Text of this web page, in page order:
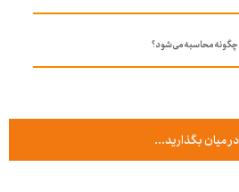
چگونه محاسبه می شود؟
میان بگذارید...